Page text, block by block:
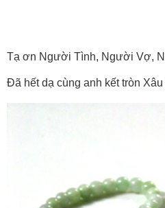
Tạ ơn Người Tình, Người Vợ,
Đã hết dạ cùng anh kết tròn